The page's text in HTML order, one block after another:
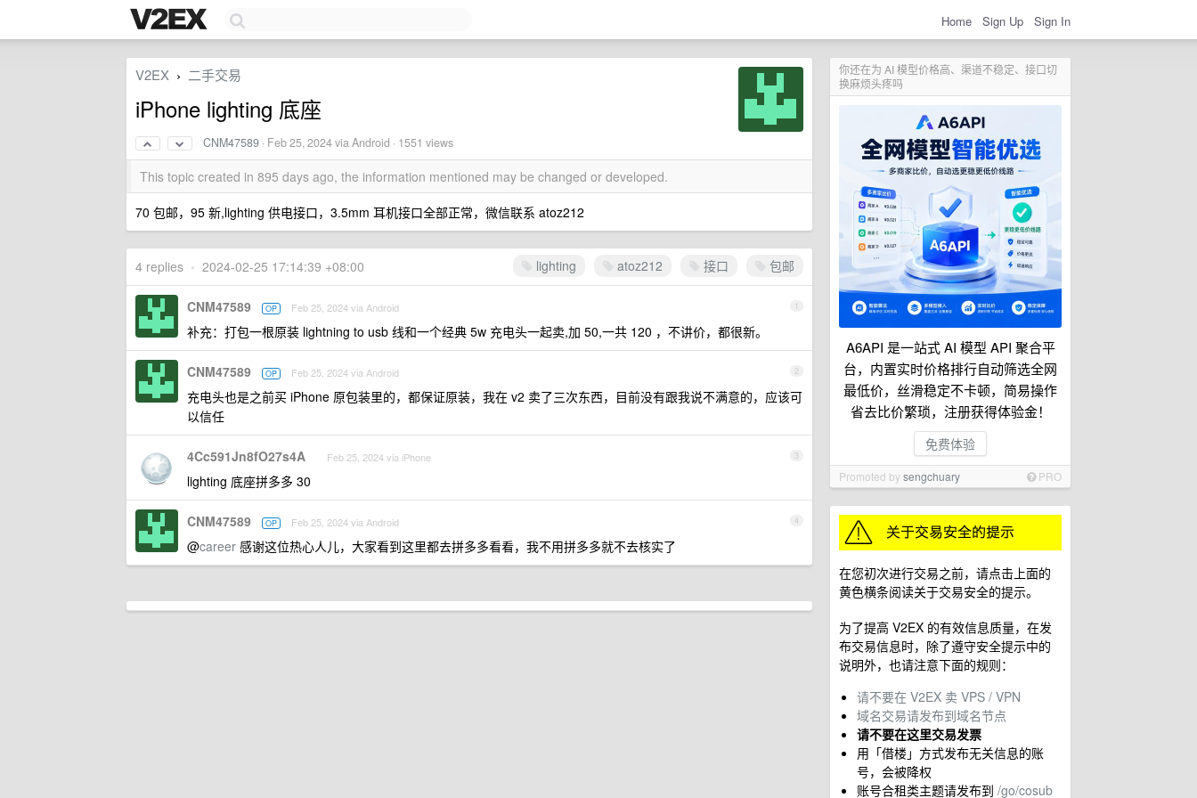
Home Sign Up Sign In
你还在为 AI 模型价格高、渠道不稳定、接口切
换麻烦头疼吗
A6API 是一站式 AI 模型 API 聚合平
台，内置实时价格排行自动筛选全网
最低价，丝滑稳定不卡顿，简易操作
省去比价繁琐，注册获得体验金！
免费体验
Promoted bysengchuary PRO
在您初次进行交易之前，请点击上面的
黄色横条阅读关于交易安全的提示。
为了提高 V2EX 的有效信息质量，在发
布交易信息时，除了遵守安全提示中的
说明外，也请注意下面的规则：
请不要在 V2EX 卖 VPS / VPN
域名交易请发布到域名节点
请不要在这里交易发票
用「借楼」方式发布无关信息的账
号，会被降权
账号合租类主题请发布到 /go/cosub
V2EX › 二手交易
iPhone lighting 底座
CNM47589 · Feb 25, 2024via Android · 1551 views
This topic created in 895 days ago, the information mentioned may be changed or developed.
70 包邮，95 新,lighting 供电接口，3.5mm 耳机接口全部正常，微信联系 atoz212
lighting atoz212 接口 包邮
4 replies • 2024-02-25 17:14:39 +08:00
1
CNM47589 OP Feb 25, 2024 via Android
补充：打包一根原装 lightning to usb 线和一个经典 5w 充电头一起卖,加 50,一共 120 ，不讲价，都很新。
2
CNM47589 OP Feb 25, 2024 via Android
充电头也是之前买 iPhone 原包装里的，都保证原装，我在 v2 卖了三次东西，目前没有跟我说不满意的，应该可
以信任
3
4Cc591Jn8fO27s4A Feb 25, 2024 via iPhone
lighting 底座拼多多 30
4
CNM47589 OP Feb 25, 2024 via Android
@career 感谢这位热心人儿，大家看到这里都去拼多多看看，我不用拼多多就不去核实了